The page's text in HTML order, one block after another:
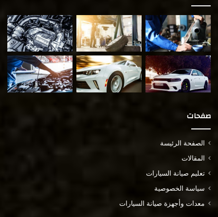
صفحات
الصفحة الرئيسة
المقالات
تعليم صيانة السيارات
سياسة الخصوصية
معدات وأجهزة صيانة السيارات